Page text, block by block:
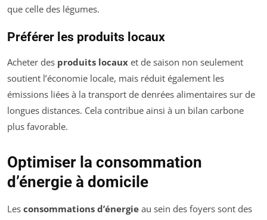
que celle des légumes.
Préférer les produits locaux
Acheter des produits locaux et de saison non seulement
soutient l’économie locale, mais réduit également les
émissions liées à la transport de denrées alimentaires sur de
longues distances. Cela contribue ainsi à un bilan carbone
plus favorable.
Optimiser la consommation
d’énergie à domicile
Les consommations d’énergie au sein des foyers sont des